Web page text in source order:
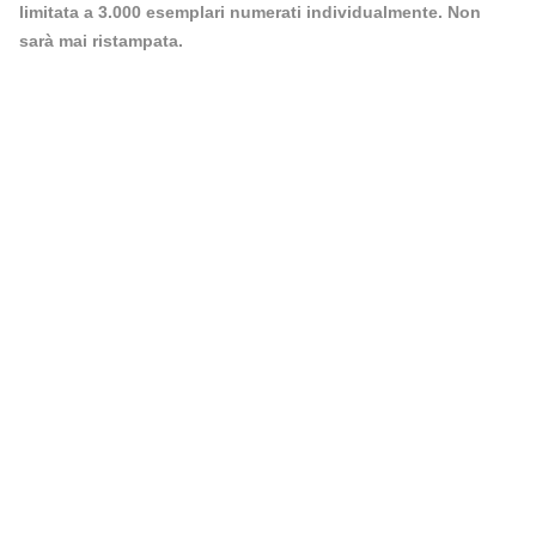
limitata a 3.000 esemplari numerati individualmente. Non
sarà mai ristampata.